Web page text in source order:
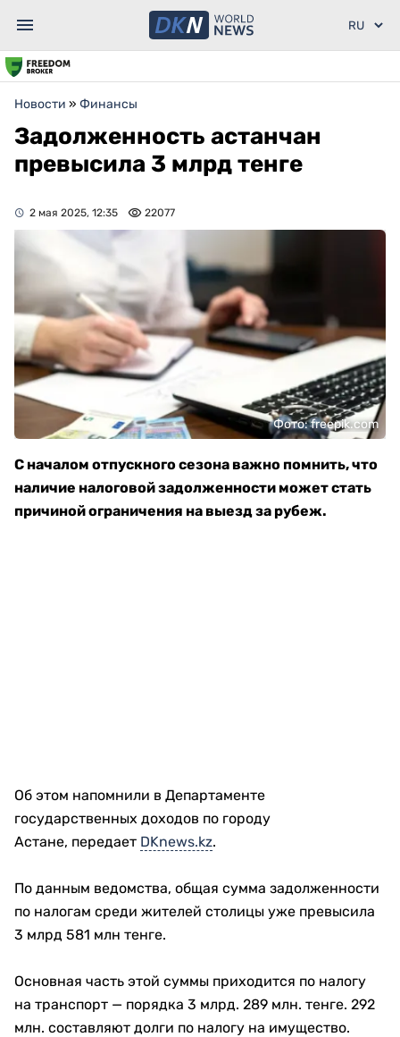
Новости » Финансы
Задолженность астанчан
превысила 3 млрд тенге
2 мая 2025, 12:35 22077
Фото: freepik.com
С началом отпускного сезона важно помнить, что
наличие налоговой задолженности может стать
причиной ограничения на выезд за рубеж.
Об этом напомнили в Департаменте
государственных доходов по городу
Астане, передает DKnews.kz.
По данным ведомства, общая сумма задолженности
по налогам среди жителей столицы уже превысила
3 млрд 581 млн тенге.
Основная часть этой суммы приходится по налогу
на транспорт — порядка 3 млрд. 289 млн. тенге. 292
млн. составляют долги по налогу на имущество.